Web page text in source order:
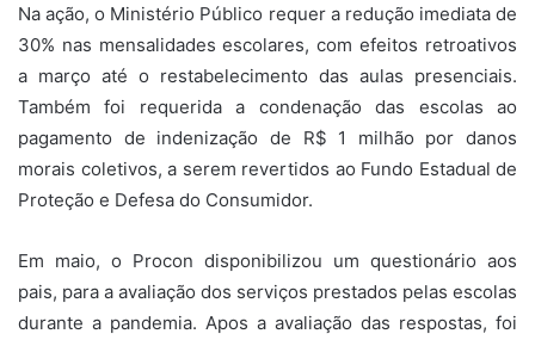
Na ação, o Ministério Público requer a redução imediata de
30% nas mensalidades escolares, com efeitos retroativos
a março até o restabelecimento das aulas presenciais.
Também foi requerida a condenação das escolas ao
pagamento de indenização de R$ 1 milhão por danos
morais coletivos, a serem revertidos ao Fundo Estadual de
Proteção e Defesa do Consumidor.
Em maio, o Procon disponibilizou um questionário aos
pais, para a avaliação dos serviços prestados pelas escolas
durante a pandemia. Apos a avaliação das respostas, foi